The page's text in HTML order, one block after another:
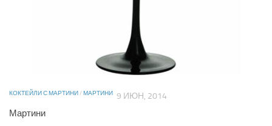
КОКТЕЙЛИ С МАРТИНИ / МАРТИНИ 9 ИЮН, 2014
Мартини